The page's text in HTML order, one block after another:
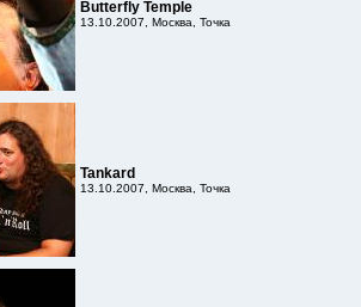
Butterfly Temple
13.10.2007, Москва, Точка
Tankard
13.10.2007, Москва, Точка